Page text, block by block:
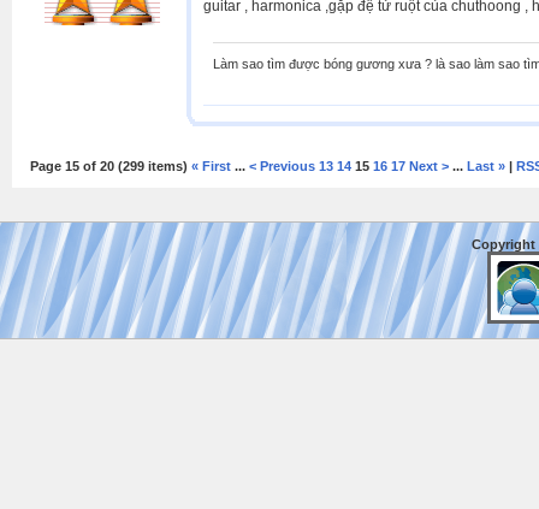
guitar , harmonica ,gặp đệ tử ruột của chuthoong ,
Làm sao tìm được bóng gương xưa ? là sao làm sao
Page 15 of 20 (299 items) « First ... < Previous 13 14 15 16 17 Next > ... Last » |
Copyright